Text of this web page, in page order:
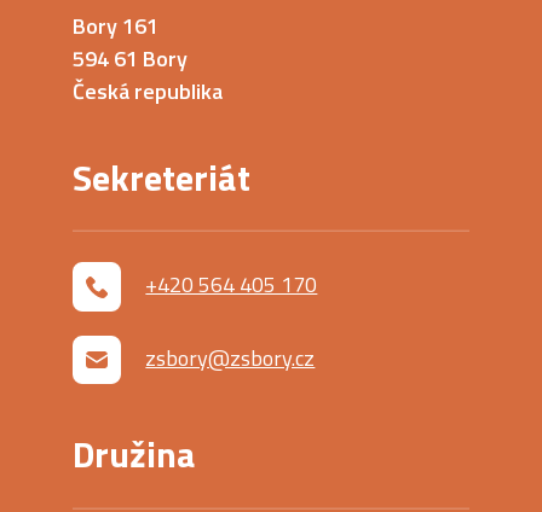
Bory 161
594 61 Bory
Česká republika
Sekreteriát
+420 564 405 170
zsbory@zsbory.cz
Družina